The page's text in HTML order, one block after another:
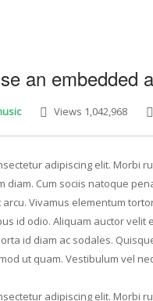
an embedded
Views 1,042,968
adipiscing elit. Morbi
diam. Cum sociis natoque
Vivamus elementum
id odio. Aliquam auctor
id diam ac sodales.
ut quam. Vestibulum vel
adipiscing elit. Morbi